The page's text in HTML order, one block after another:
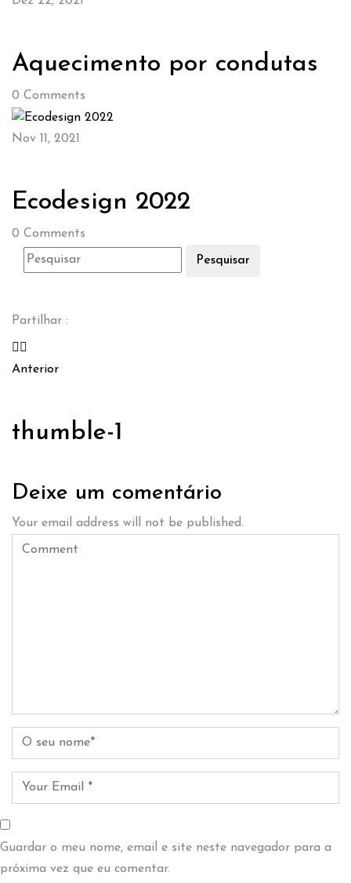
Aquecimento por condutas
0 Comments
Nov 11, 2021
Ecodesign 2022
0 Comments
Pesquisar
Partilhar :
Anterior
thumble-1
Deixe um comentário
Your email address will not be published.
Guardar o meu nome, email e site neste navegador para a
próxima vez que eu comentar.